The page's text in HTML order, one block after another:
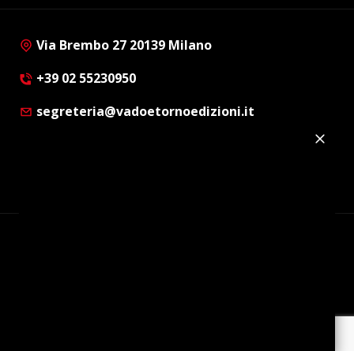
Via Brembo 27 20139 Milano
+39 02 55230950
segreteria@vadoetornoedizioni.it